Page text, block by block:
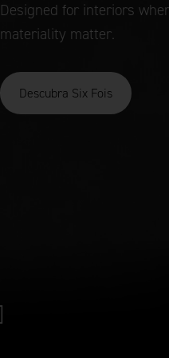
Designed for interiors
materiality matter.
Descubra Six Fois